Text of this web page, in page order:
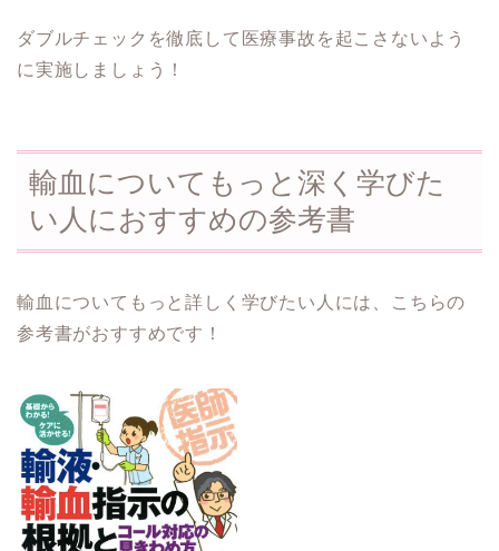
ダブルチェックを徹底して医療事故を起こさないよう
に実施しましょう！
輸血についてもっと深く学びた
い人におすすめの参考書
輸血についてもっと詳しく学びたい人には、こちらの
参考書がおすすめです！